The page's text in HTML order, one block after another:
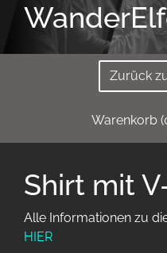
Zurück
Warenkorb (
Shirt mit
Alle Informationen zu
HIER